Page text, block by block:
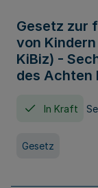
Gesetz zur
von
KiBiz) -
des Achten
In Kraft
Gesetz